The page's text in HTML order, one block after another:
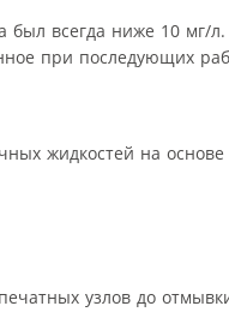
был всегда ниже 10 мг/
при последующих
жидкостей на
узлов до